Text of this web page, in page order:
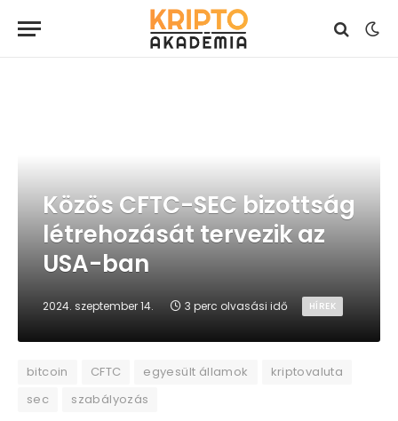
Közös CFTC-SEC bizottság
létrehozását tervezik az
USA-ban
2024. szeptember 14. 3 perc olvasási idő HÍREK
bitcoin CFTC egyesült államok
kriptovaluta
sec
szabályozás